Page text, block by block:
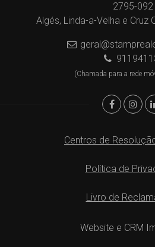
2795-092
Algés, Linda-a-Velha e Cruz
(Chamada para a rede
Centros de
Política de
Livro de
Website e CRM